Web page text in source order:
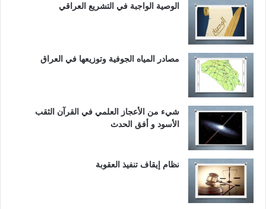
الوصية الواجبة في التشريع العراقي
مصادر المياه الجوفية وتوزيعها في العراق
شيء من الأعجاز العلمي في القرآن الثقب
الأسود و أفق الحدث
نظام إيقاف تنفيذ العقوبة